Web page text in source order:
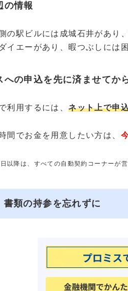
の情報
の駅ビルには成城石井があり
イエーがあり、暇つぶしには
への申込を先に済ませてか
利用するには、ネット上で申
間でお金を用意したい方は、
降は、すべての自動契約コーナーが営
書類の持参を忘れずに